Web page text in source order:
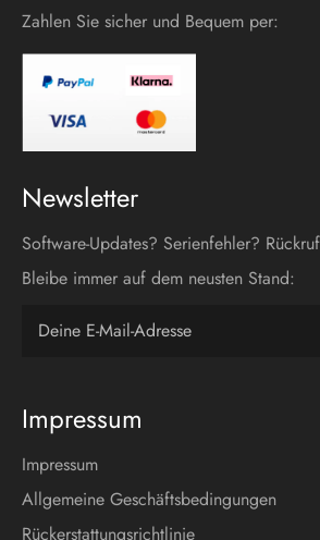
Zahlen Sie sicher und Bequem per:
Newsletter
Software-Updates? Serienfehler?
Bleibe immer auf dem neusten Stand:
Impressum
Impressum
Allgemeine Geschäftsbedingungen
Rückerstattungsrichtlinie